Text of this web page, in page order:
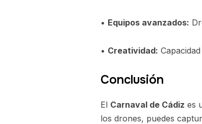
• Equipos avanzados:
• Creatividad:
Conclusión
El Carnaval de Cádiz es
los drones, puedes